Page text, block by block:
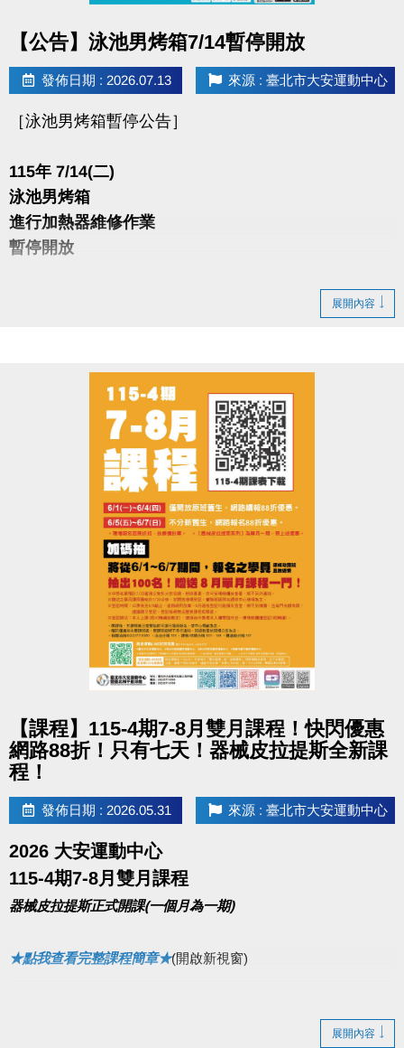
◼︎「伊索教育科學運動營」優惠內容不適用上述中心方案，報名繳
費、退費辦法、優惠內容等問題，皆直接聯繫「伊索教育」(更多資訊
再留言處)。
▪︎網路報名請點我(開啟新視窗)
▪︎ 大安APP 長佳Sports+ APP傳送門⬇
APPLE 傳送門點我(另開新視窗)
google play 傳送門點我(另開新視窗)
【公告】泳池男烤箱7/14暫停開放
發佈日期 : 2026.07.13 來源 : 臺北市大安運動中心
［泳池男烤箱暫停公告］
115年 7/14(二)
泳池男烤箱
進行加熱器維修作業
暫停開放
展開內容
【課程】115-4期7-8月雙月課程！快閃優惠
網路88折！只有七天！器械皮拉提斯全新課
程！
發佈日期 : 2026.05.31 來源 : 臺北市大安運動中心
2026 大安運動中心
115-4期7-8月雙月課程
器械皮拉提斯正式開課(一個月為一期)
★點我查看完整課程簡章★(開啟新視窗)
展開內容